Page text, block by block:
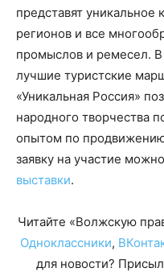
представят уникальное
регионов и все
промыслов и ремесел.
лучшие туристские
«Уникальная Россия»
народного творчества
опытом по
заявку на участие
выставки.
Читайте «Волжскую
Одноклассники,
для новости?